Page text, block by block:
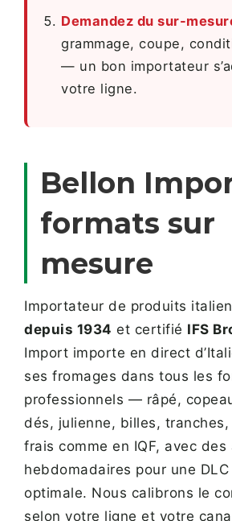
Demandez du sur-
grammage, coupe,
— un bon importateur
votre ligne.
Bellon
formats sur
mesure
Importateur de produits
depuis 1934 et certifié IFS
Import importe en direct
ses fromages dans tous les
professionnels — râpé,
dés, julienne, billes,
frais comme en IQF, avec des
hebdomadaires pour une
optimale. Nous calibrons le
selon votre ligne et votre